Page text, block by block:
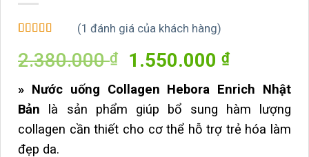
trênđánh
giá
(1 đánh giá của khách hàng)
2.380.000₫
Giá
gốc
là:
2.380.000 ₫.
1.550.000₫Giá
hiện
tại
là:
» Nước uống Collagen Hebora Enrich Nhật
Bản là sản phẩm giúp bổ sung hàm lượng
collagen cần thiết cho cơ thể hỗ trợ trẻ hóa làm
đẹp da.